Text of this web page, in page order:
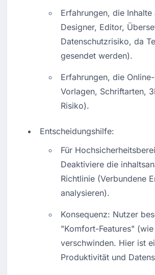
Erfahrungen, die
Designer, Editor,
Datenschutzrisiko, da
gesendet werden).
Erfahrungen, die
Vorlagen, Schriftarten,
Risiko).
Entscheidungshilfe:
Für
Deaktiviere die
Richtlinie (Verbundene
analysieren).
Konsequenz: Nutzer
"Komfort-Features"
verschwinden. Hier ist
Produktivität und